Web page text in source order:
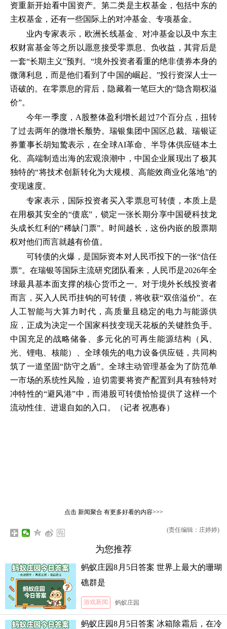
资重新开始看中国资产。第二类是主权基金，包括中东的
主权基金，还有一些国际上的对冲基金、专项基金。
业内专家表示，欧洲长线基金、对冲基金以及中东主
权财富基金等之所以愿意接受零票息、负收益，其背后是
一套“长期主义”预判。“境外投资者看重的绝非债券本身的
微薄利息，而是他们看到了中国的崛起。”投行资深人士一
语破的。在零票息的背后，隐藏着一笔巨大的“隐含期权溢
价”。
今年一季度，A股整体盈利增长超过7个百分点，扭转
了过去两年的微增长颓势。瑞银集团中国区总裁、瑞银证
券董事长胡知鸷表示，在全球AI革命、半导体供应链本土
化、高端制造出海的宏观浪潮中，中国企业展现出了极其
独特的“将技术创新转化为大规模、高能效商业化落地”的
变现速度。
专家表示，国际投资者买入零票息可转债，本质上是
在用极其安全的“债底”，锁定一张长期分享中国硬科技龙
头成长红利的“稀缺门票”。时间越长，这份内嵌的股票期
权对他们而言就越有价值。
可转债的火爆，是国际资本对人民币投下的一张“信任
票”。在瑞银等国际主流研究团队看来，人民币是2026年全
球最具基本面支撑的核心货币之一。对于境外长线投资者
而言，买入人民币挂钩的可转债，将收获“双倍溢价”。在
人工智能与大算力时代，高质量且稳定的电力与能源供
应，正成为决定一个国家科技变现天花板的关键胜负手。
中国充足的战略储备、多元化的可再生能源结构（风、
光、锂电、核能）、全球领先的电力设备供应链，共同构
筑了一道坚固“防守之盾”。全球主动管理基金为了防范单
一市场的系统性风险，迫切需要将资产配置到具有独特对
冲特性的“避风港”中，而港股可转债恰恰提供了这样一个
流动性佳、进退自如的入口。（记者 祝惠春）
点击 新闻聚合有更多好看的内容>>>
(责任编辑：庄婷婷)
为您推荐
蚂蚁庄园8月5日答案 世界上最大的珊瑚
礁群是
游戏新闻 蚂蚁庄园
蚂蚁庄园8月5日答案 冰箱除霜后，在冷